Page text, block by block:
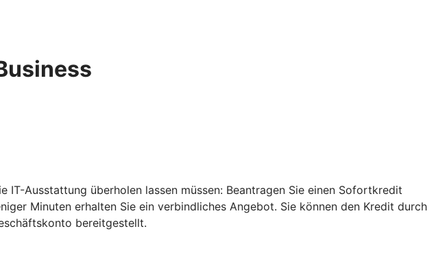
Ausstattung überholen lassen müssen: Beantragen Sie einen Sofortkredit
Minuten erhalten Sie ein verbindliches Angebot. Sie können den Kredit durch
bereitgestellt.